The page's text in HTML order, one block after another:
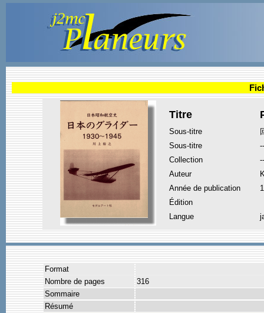
Titre
Sous-titre
Sous-titre
--
Collection
--
Auteur
Année de publication
Édition
Langue
Format
Nombre de pages
316
Sommaire
Résumé